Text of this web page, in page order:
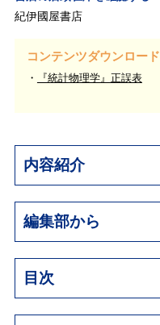
紀伊國屋書店
コンテンツダウンロード
『統計物理学』正誤表
内容紹介
編集部から
目次